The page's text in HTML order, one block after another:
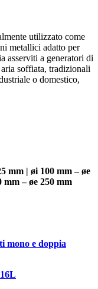
utilizzato come
metallici adatto per
asserviti a generatori di
soffiata, tradizionali
o domestico,
mm | øi 100 mm – øe
mm – øe 250 mm
mono e doppia